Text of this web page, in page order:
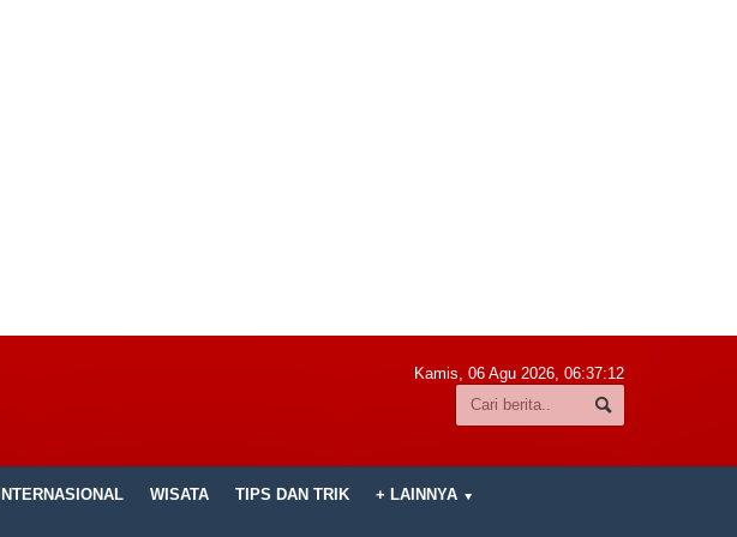
Kamis, 06 Agu 2026, 06:37:13
INTERNASIONAL WISATA TIPS DAN TRIK + LAINNYA